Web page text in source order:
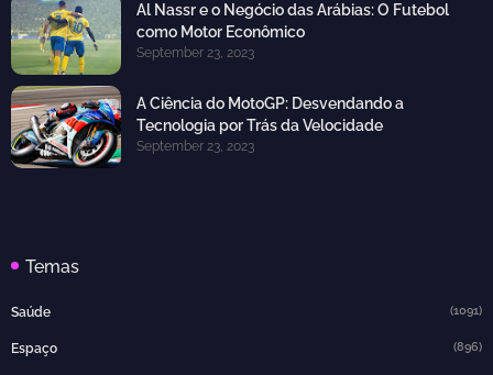
Al Nassr e o Negócio das Arábias: O Futebol
como Motor Econômico
September 23, 2023
A Ciência do MotoGP: Desvendando a
Tecnologia por Trás da Velocidade
September 23, 2023
Temas
Saúde (1091)
Espaço (896)